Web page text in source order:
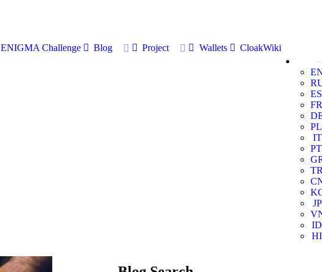
ENIGMA Challenge Blog Project Wallets
CloakWiki
ES
FR
PL
IT
PT
JP
ID
HI